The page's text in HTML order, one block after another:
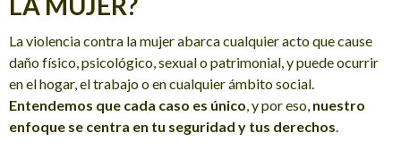
La violencia contra la mujer abarca cualquier acto que cause
daño físico, psicológico, sexual o patrimonial, y puede ocurrir
en el hogar, el trabajo o en cualquier ámbito social.
Entendemos que cada caso es único , y por eso, nuestro
enfoque se centra en tu seguridad y tus derechos